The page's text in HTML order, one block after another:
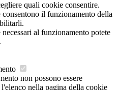
quali cookie consentire.
il funzionamento della
al funzionamento potete
.
non possono essere
nella pagina della cookie